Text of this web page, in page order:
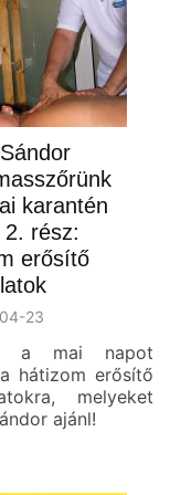
karantén
2. rész:
erősítő
23
a mai napot
hátizom erősítő
melyeket
ajánl!